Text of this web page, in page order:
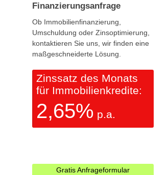
Finanzierungsanfrage
Ob Immobilienfinanzierung,
Umschuldung oder Zinsoptimierung,
kontaktieren Sie uns, wir finden eine
maßgeschneiderte Lösung.
Zinssatz des Monats
für Immobilienkredite:
2,65% p.a.
Gratis Anfrageformular